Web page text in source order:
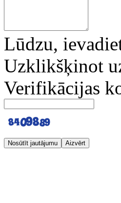
Lūdzu,
Uzklikšķinot
Verifikācijas
Nosūtīt jautājumu Aizvērt